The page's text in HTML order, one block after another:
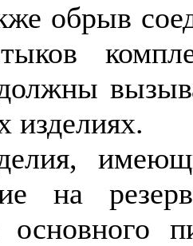
обрыв
изделиях.
на
основного